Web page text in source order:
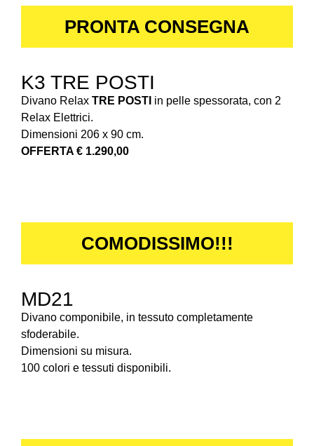
PRONTA CONSEGNA
K3 TRE POSTI
Divano Relax TRE POSTI in pelle spessorata, con 2
Relax Elettrici.
Dimensioni 206 x 90 cm.
OFFERTA € 1.290,00
COMODISSIMO!!!
MD21
Divano componibile, in tessuto completamente
sfoderabile.
Dimensioni su misura.
100 colori e tessuti disponibili.